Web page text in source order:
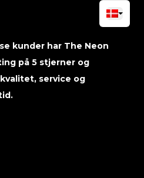
kunder har The Neon
på 5 stjerner og
service og